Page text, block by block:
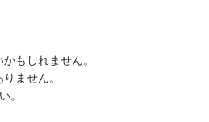
もしれません。
ません。
。